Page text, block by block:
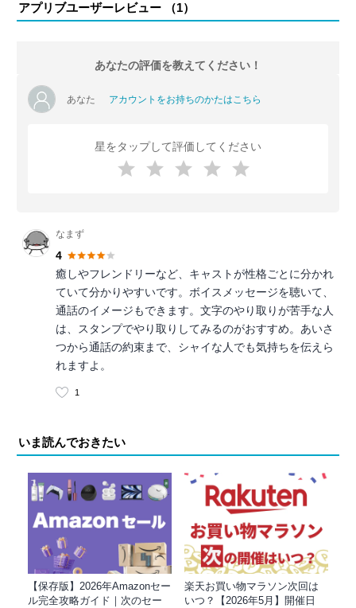
アプリブユーザーレビュー （1）
あなたの評価を教えてください！
あなた アカウントをお持ちのかたはこちら
星をタップして評価してください
なまず
4
癒しやフレンドリーなど、キャストが性格ごとに分かれ
ていて分かりやすいです。ボイスメッセージを聴いて、
通話のイメージもできます。文字のやり取りが苦手な人
は、スタンプでやり取りしてみるのがおすすめ。あいさ
つから通話の約束まで、シャイな人でも気持ちを伝えら
れますよ。
1
いま読んでおきたい
【保存版】2026年Amazonセー
ル完全攻略ガイド｜次のセー
楽天お買い物マラソン次回は
いつ？【2026年5月】開催日